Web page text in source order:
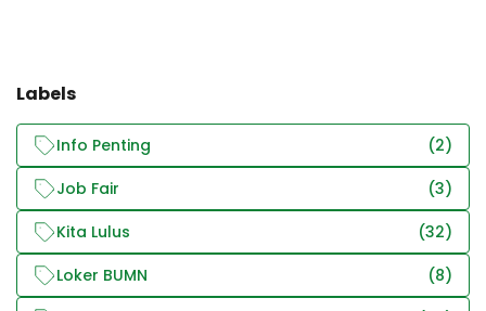
Labels
Info Penting
(2)
Job Fair
(3)
Kita Lulus
(32)
Loker BUMN
(8)